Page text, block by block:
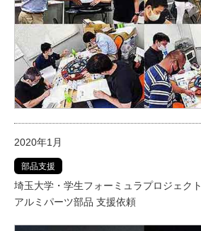
2020年1月
部品支援
埼玉大学・学生フォーミュラプロジェクト
アルミパーツ部品 支援依頼